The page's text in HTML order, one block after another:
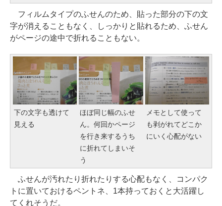
フィルムタイプのふせんのため、貼った部分の下の文
字が消えることもなく、しっかりと貼れるため、ふせん
がページの途中で折れることもない。
下の文字も透けて
見える
ほぼ同じ幅のふせ
ん。何回かページ
を行き来するうち
に折れてしまいそ
う
メモとして使って
も剥がれてどこか
にいく心配がない
ふせんが汚れたり折れたりする心配もなく、コンパク
トに置いておけるペントネ、1本持っておくと大活躍し
てくれそうだ。